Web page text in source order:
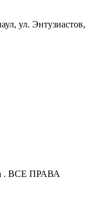
ул. Энтузиастов,
. ВСЕ ПРАВА